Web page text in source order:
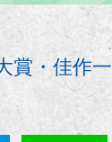
・佳作